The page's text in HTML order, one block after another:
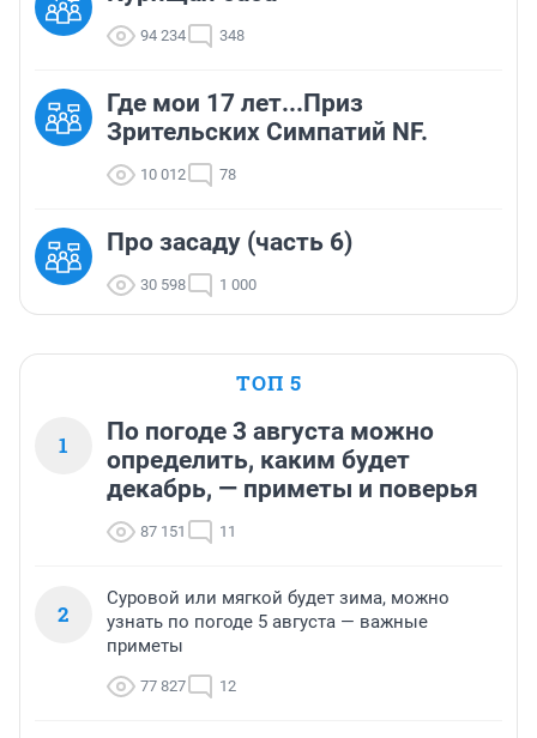
94 234 348
Где мои 17 лет...Приз
Зрительских Симпатий NF.
10 012 78
Про засаду (часть 6)
30 598 1 000
ТОП 5
1
По погоде 3 августа можно
определить, каким будет
декабрь, — приметы и поверья
87 151 11
2
Суровой или мягкой будет зима, можно
узнать по погоде 5 августа — важные
приметы
77 827 12